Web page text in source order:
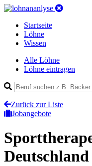
Startseite
Löhne
Wissen
Alle Löhne
Löhne eintragen
Zurück zur Liste
Jobangebote
Deutschland